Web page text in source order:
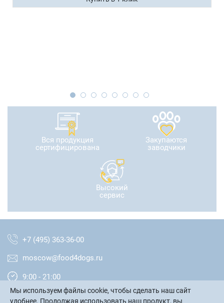
Вся продукция
сертифицирована
Закупаются
заводчики
Высокий
сервис
+7 (495) 363-36-00
moscow@food4dogs.ru
9:00 - 21:00
Москва и МО
Мы используем файлы cookie, чтобы сделать наш сайт
удобнее. Продолжая использовать наш продукт, вы